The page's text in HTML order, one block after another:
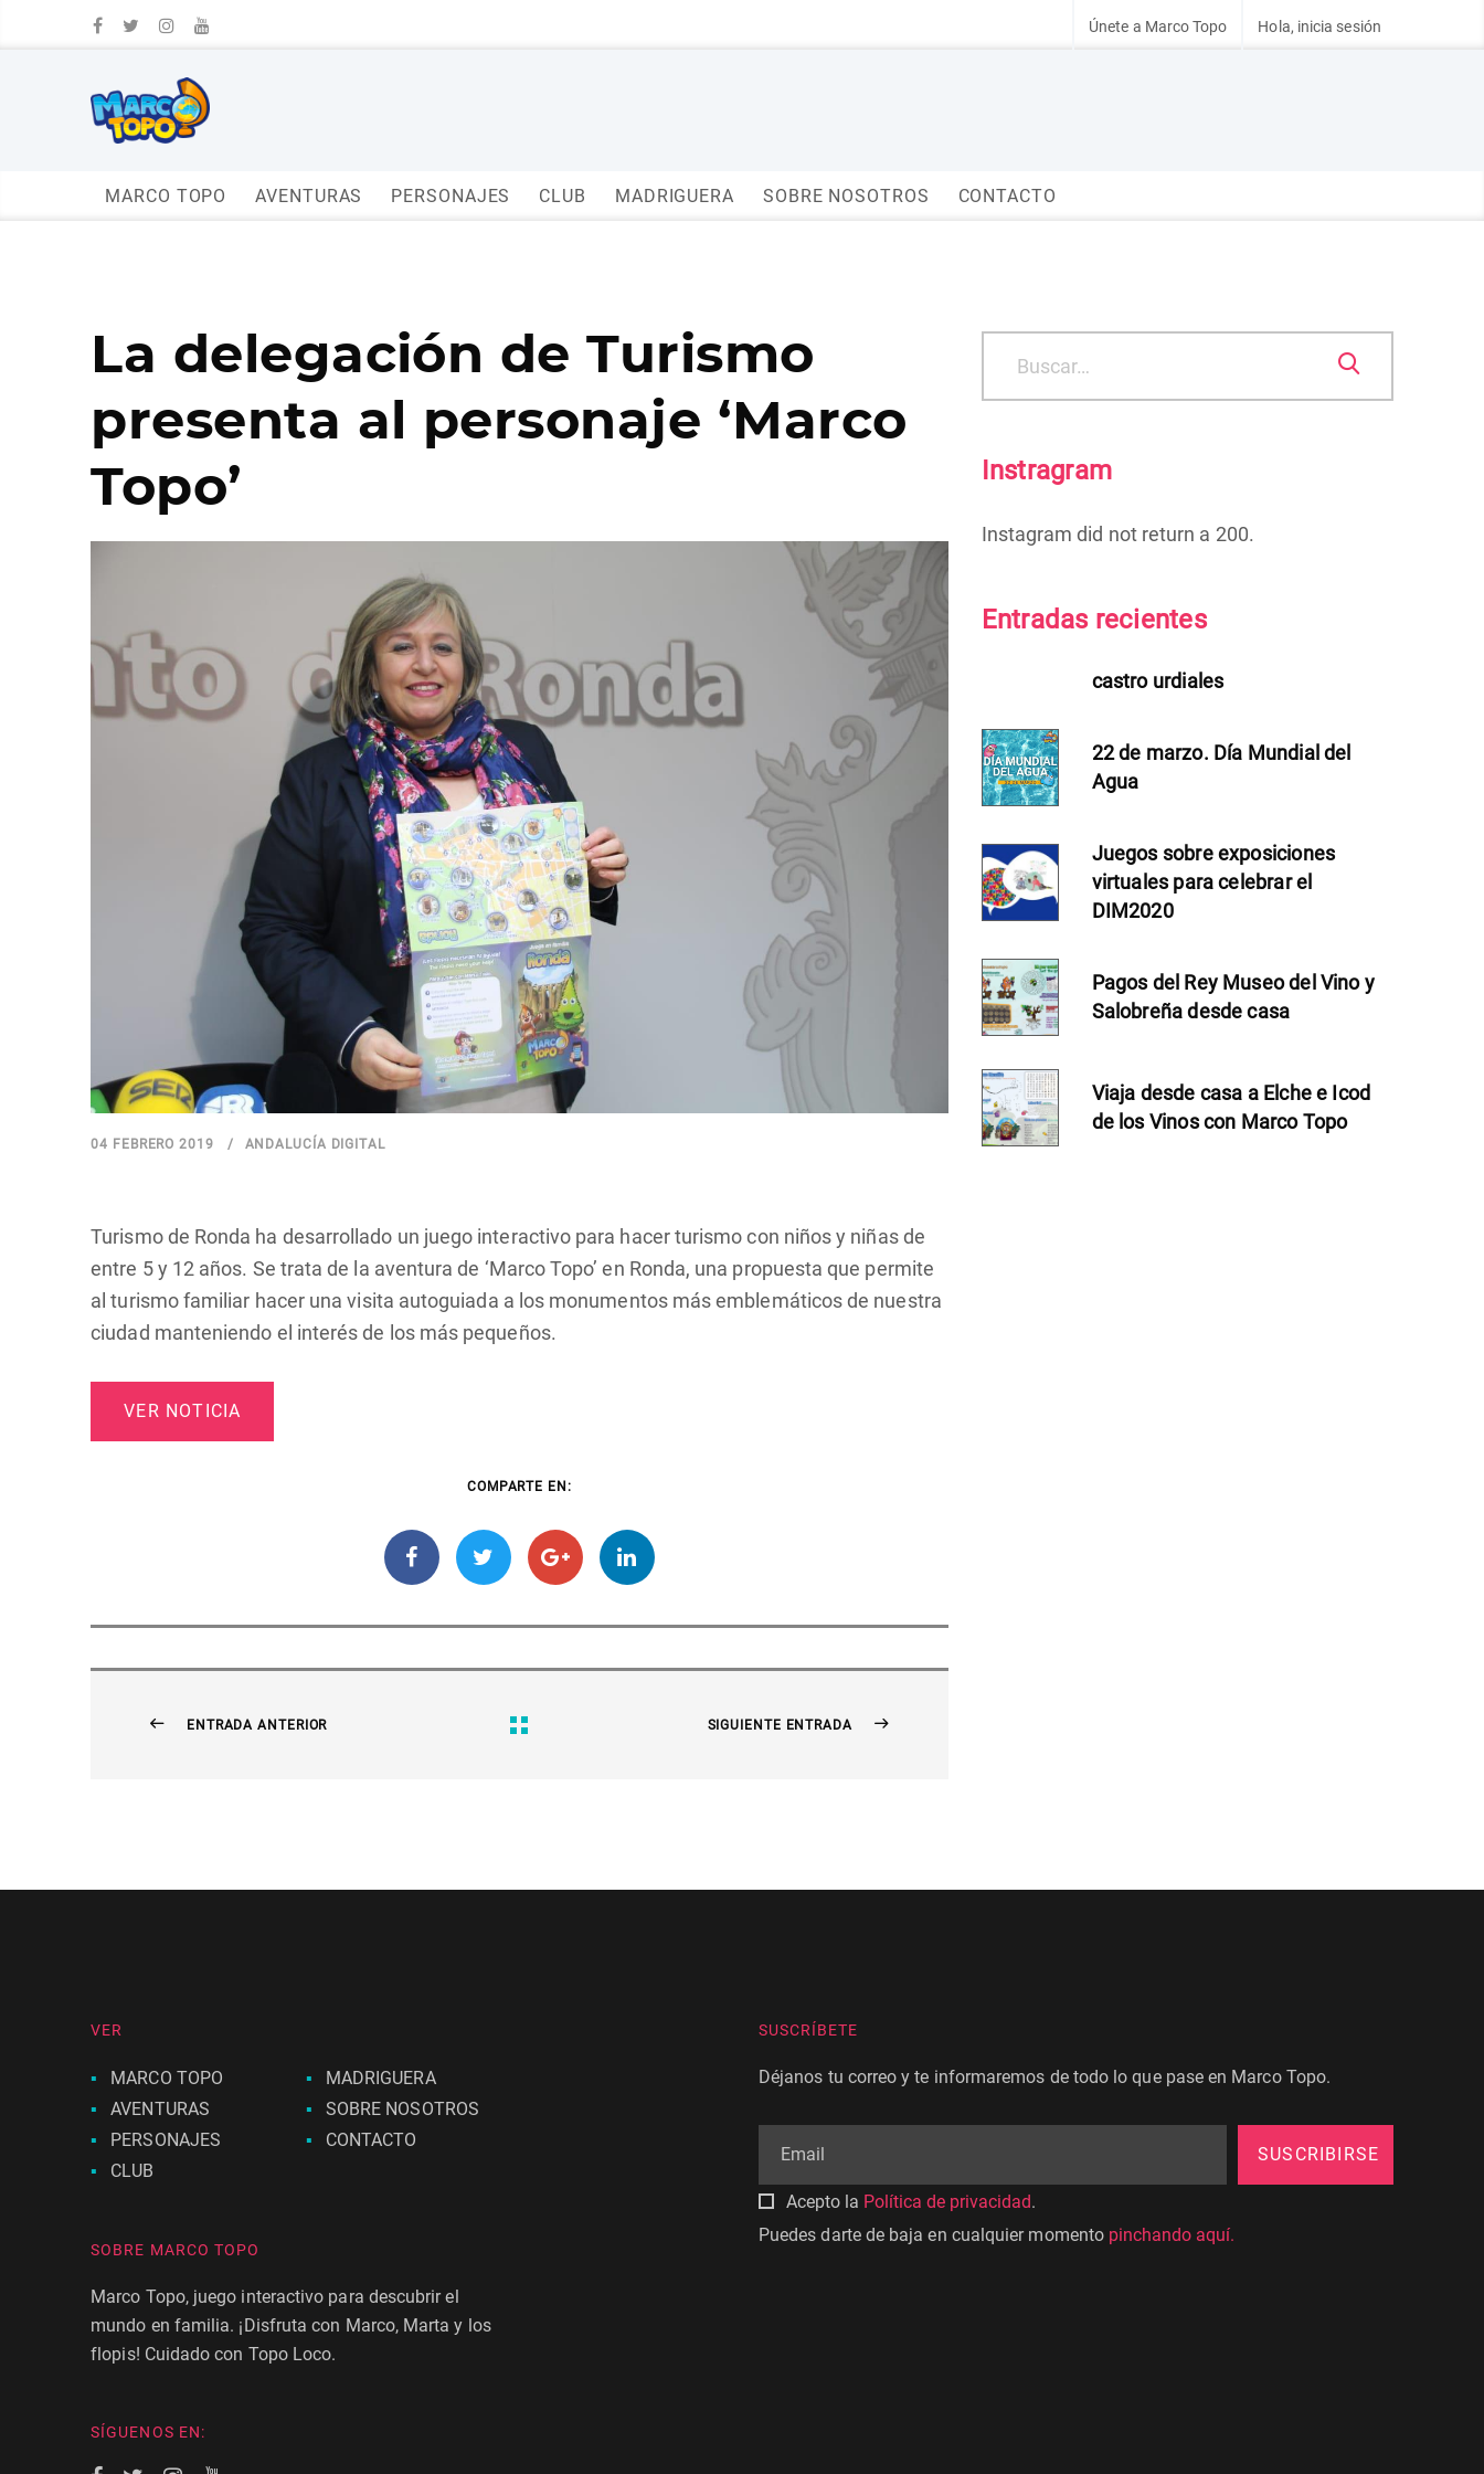
Únete a Marco Topo Hola, inicia sesión
MARCO TOPO AVENTURAS PERSONAJES CLUB MADRIGUERA SOBRE NOSOTROS CONTACTO
La delegación de Turismo
presenta al personaje ‘Marco
Topo’
04 FEBRERO 2019 ANDALUCÍA DIGITAL
Turismo de Ronda ha desarrollado un juego interactivo para hacer turismo con niños y niñas de
entre 5 y 12 años. Se trata de la aventura de ‘Marco Topo’ en Ronda, una propuesta que permite
al turismo familiar hacer una visita autoguiada a los monumentos más emblemáticos de nuestra
ciudad manteniendo el interés de los más pequeños.
VER NOTICIA
COMPARTE EN:
ENTRADA ANTERIOR SIGUIENTE ENTRADA
Instragram
Instagram did not return a 200.
Entradas recientes
castro urdiales
22 de marzo. Día Mundial del
Agua
Juegos sobre exposiciones
virtuales para celebrar el
DIM2020
Pagos del Rey Museo del Vino y
Salobreña desde casa
Viaja desde casa a Elche e Icod
de los Vinos con Marco Topo
VER
MARCO TOPO
AVENTURAS
PERSONAJES
CLUB
MADRIGUERA
SOBRE NOSOTROS
CONTACTO
SOBRE MARCO TOPO
Marco Topo, juego interactivo para descubrir el
mundo en familia. ¡Disfruta con Marco, Marta y los
flopis! Cuidado con Topo Loco.
SÍGUENOS EN:
SUSCRÍBETE
Déjanos tu correo y te informaremos de todo lo que pase en Marco Topo.
SUSCRIBIRSE
Acepto la Política de privacidad.
Puedes darte de baja en cualquier momento pinchando aquí.